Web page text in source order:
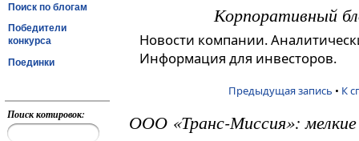
Поиск по блогам
Победители
конкурса
Поединки
Поиск котировок:
Корпоративный
Новости компании.
Информация для инвесторов.
Предыдущая запись • К
ООО «Транс-Миссия»: